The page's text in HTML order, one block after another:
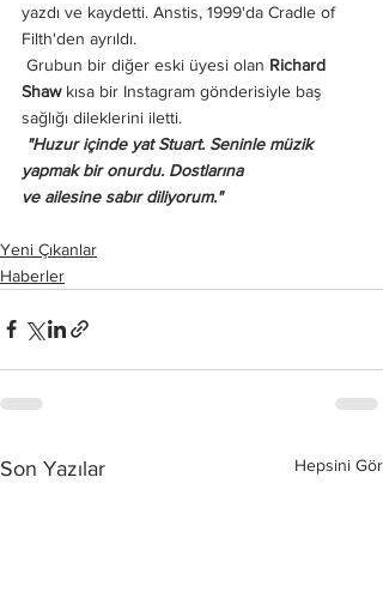
yazdı ve kaydetti. Anstis, 1999'da Cradle of
Filth'den ayrıldı.
Grubun bir diğer eski üyesi olan Richard
Shaw kısa bir Instagram gönderisiyle baş
sağlığı dileklerini iletti.
yapmak bir onurdu. Dostlarına
ve ailesine sabır diliyorum."
Yeni Çıkanlar
Haberler
Son Yazılar Hepsini Gör